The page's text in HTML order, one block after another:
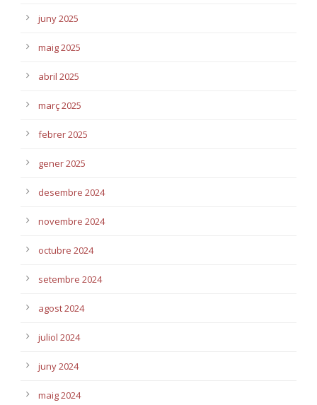
juny 2025
maig 2025
abril 2025
març 2025
febrer 2025
gener 2025
desembre 2024
novembre 2024
octubre 2024
setembre 2024
agost 2024
juliol 2024
juny 2024
maig 2024